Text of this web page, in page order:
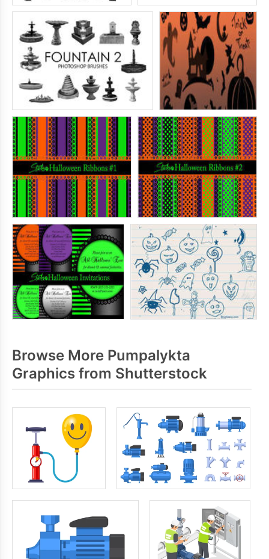
Browse More Pumpalykta
Graphics from Shutterstock